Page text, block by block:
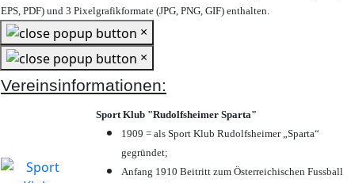
EPS, PDF) und 3 Pixelgrafikformate (JPG, PNG, GIF) enthalten.
×
×
Vereinsinformationen:
Sport Klub "Rudolfsheimer Sparta"
1909 = als Sport Klub Rudolfsheimer „Sparta“
gegründet;
Anfang 1910 Beitritt zum Österreichischen Fussball